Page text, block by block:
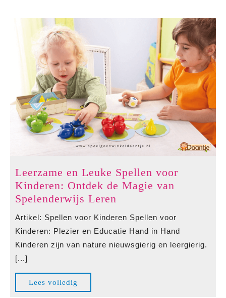
vol
Plezier
Leerzame en Leuke Spellen voor
Kinderen: Ontdek de Magie van
Spelenderwijs Leren
Leuke
Spellen
voor
Artikel: Spellen voor Kinderen Spellen voor
Kinderen: Plezier en Educatie Hand in Hand
Kinderen zijn van nature nieuwsgierig en leergierig.
[...]
Lees volledig
volledig